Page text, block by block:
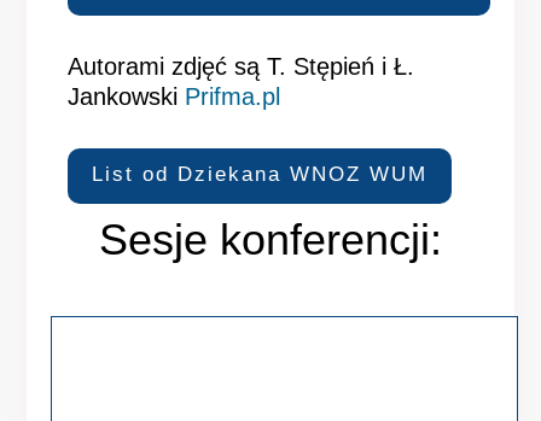
Autorami zdjęć są T. Stępień i Ł.
Jankowski Prifma.pl
List od Dziekana WNOZ WUM
Sesje konferencji: